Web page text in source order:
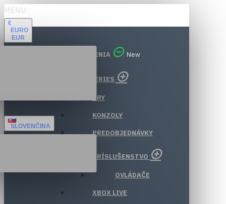
€
EURO
EUR
SLOVENČINA
VŠETKY ODDELENIA New
XBOX SERIES
HRY
KONZOLY
PREDOBJEDNÁVKY
PRÍSLUŠENSTVO
OVLÁDAČE
XBOX LIVE